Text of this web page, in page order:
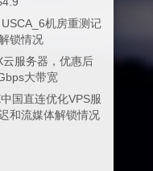
机房重测记
锁情况
服务器，优惠后
大带宽
国直连优化VPS服
和流媒体解锁情况